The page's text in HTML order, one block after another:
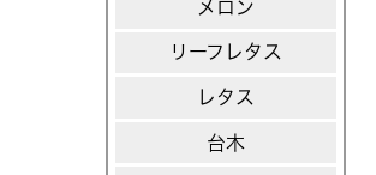
メロン
リーフレタス
レタス
台木